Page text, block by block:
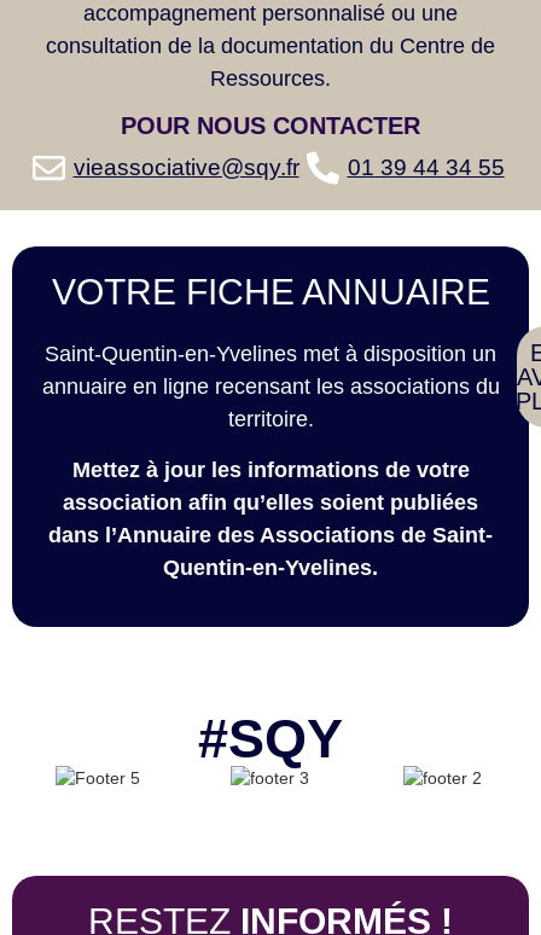
accompagnement personnalisé ou une
consultation de la documentation du Centre de
Ressources.
POUR NOUS CONTACTER
vieassociative@sqy.fr 01 39 44 34 55
VOTRE FICHE ANNUAIRE
Saint-Quentin-en-Yvelines met à disposition un
annuaire en ligne recensant les associations du
territoire.
Mettez à jour les informations de votre
association afin qu’elles soient publiées
dans l’Annuaire des Associations de Saint-
Quentin-en-Yvelines.
#SQY
RESTEZ INFORMÉS !